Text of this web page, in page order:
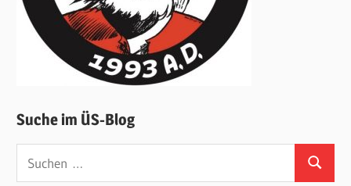
Suche im ÜS-Blog
Suchen